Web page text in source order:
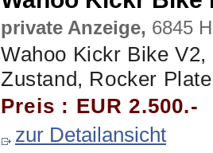
private Anzeige, 6845
Wahoo Kickr Bike
Zustand, Rocker
Preis : EUR 2.500.-
zur Detailansicht